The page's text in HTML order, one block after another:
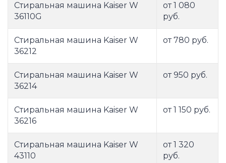
Стиральная машина Kaiser W
36110G
от 1 080
руб.
Стиральная машина Kaiser W
36212
от 780 руб.
Стиральная машина Kaiser W
36214
от 950 руб.
Стиральная машина Kaiser W
36216
от 1 150 руб.
Стиральная машина Kaiser W
43110
от 1 320
руб.